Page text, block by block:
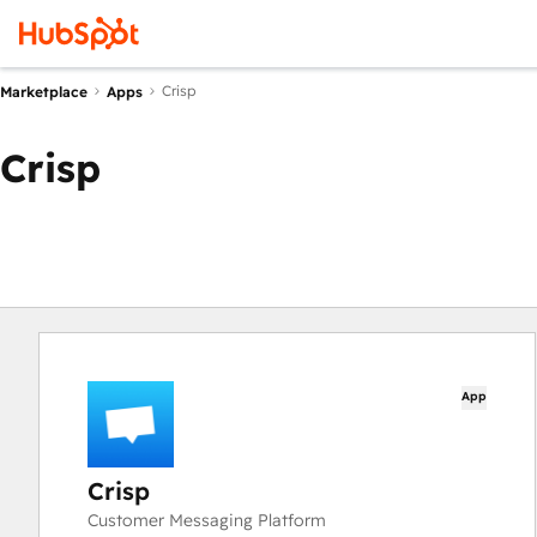
Marketplace Apps Crisp
Crisp
App
Crisp
Customer Messaging Platform